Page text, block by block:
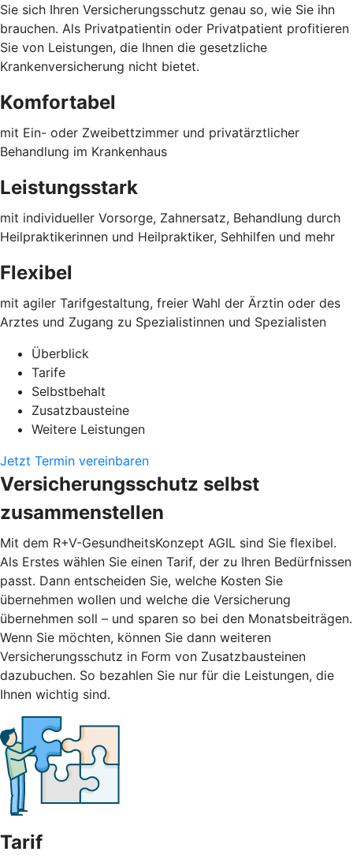
Sie sich Ihren Versicherungsschutz genau so, wie Sie ihn
brauchen. Als Privatpatientin oder Privatpatient profitieren
Sie von Leistungen, die Ihnen die gesetzliche
Krankenversicherung nicht bietet.
Komfortabel
mit Ein- oder Zweibettzimmer und privatärztlicher
Behandlung im Krankenhaus
Leistungsstark
mit individueller Vorsorge, Zahnersatz, Behandlung durch
Heilpraktikerinnen und Heilpraktiker, Sehhilfen und mehr
Flexibel
mit agiler Tarifgestaltung, freier Wahl der Ärztin oder des
Arztes und Zugang zu Spezialistinnen und Spezialisten
Überblick
Tarife
Selbstbehalt
Zusatzbausteine
Weitere Leistungen
Jetzt Termin vereinbaren
Versicherungsschutz selbst
zusammenstellen
Mit dem R+V-GesundheitsKonzept AGIL sind Sie flexibel.
Als Erstes wählen Sie einen Tarif, der zu Ihren Bedürfnissen
passt. Dann entscheiden Sie, welche Kosten Sie
übernehmen wollen und welche die Versicherung
übernehmen soll – und sparen so bei den Monatsbeiträgen.
Wenn Sie möchten, können Sie dann weiteren
Versicherungsschutz in Form von Zusatzbausteinen
dazubuchen. So bezahlen Sie nur für die Leistungen, die
Ihnen wichtig sind.
Tarif